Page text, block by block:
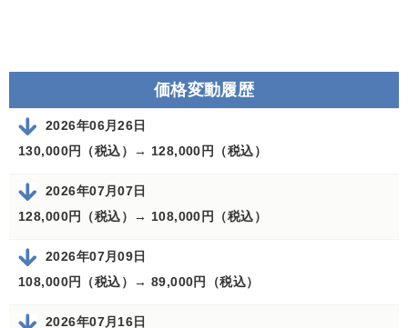
価格変動履歴
2026年06月26日
130,000円（税込）→ 128,000円（税込）
2026年07月07日
128,000円（税込）→ 108,000円（税込）
2026年07月09日
108,000円（税込）→ 89,000円（税込）
2026年07月16日